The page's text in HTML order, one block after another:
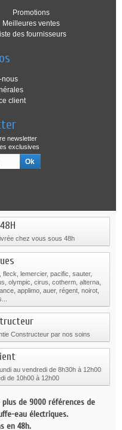
Promotions
Meilleures ventes
des fournisseurs
nous
client
newsletter
exclusives
chez vous sous 48h
lemercier, pacific, sauter,
olympic, cirus, cotherm, alterna,
applimo, auer, régent, noirot,
Constructeur par nos soins
au vendredi de 8h30h à 12h00
de 10h00 à 12h00
de 9000 références de
eau électriques.
en 48h.